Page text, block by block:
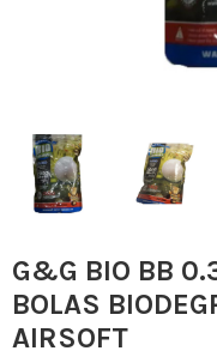
G&G BIO BB
BOLAS
AIRSOFT